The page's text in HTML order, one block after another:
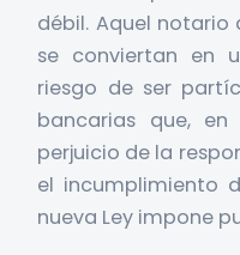
débil. Aquel
se conviertan en
riesgo de ser
bancarias que,
perjuicio de la
el incumplimiento
nueva Ley impone